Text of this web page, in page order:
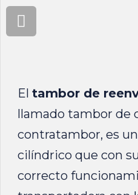
El tambor de
llamado tambor de
contratambor, es
cilíndrico que con
correcto